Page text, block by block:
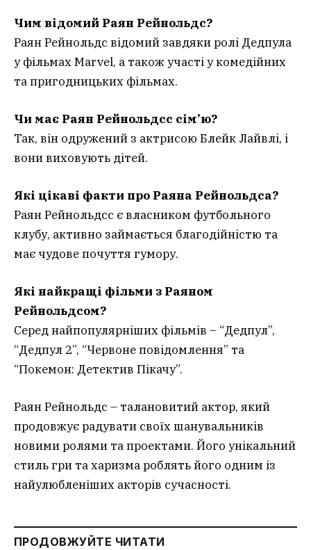
Чим відомий Раян Рейнольдс?
Раян Рейнольдс відомий завдяки ролі Дедпула
у фільмах Marvel, а також участі у комедійних
та пригодницьких фільмах.
Чи має Раян Рейнольдсс сім’ю?
Так, він одружений з актрисою Блейк Лайвлі, і
вони виховують дітей.
Які цікаві факти про Раяна Рейнольдса?
Раян Рейнольдсс є власником футбольного
клубу, активно займається благодійністю та
має чудове почуття гумору.
Які найкращі фільми з Раяном
Рейнольдсом?
Серед найпопулярніших фільмів – “Дедпул”,
“Дедпул 2”, “Червоне повідомлення” та
“Покемон: Детектив Пікачу”.
Раян Рейнольдс – талановитий актор, який
продовжує радувати своїх шанувальників
новими ролями та проектами. Його унікальний
стиль гри та харизма роблять його одним із
найулюбленіших акторів сучасності.
ПРОДОВЖУЙТЕ ЧИТАТИ